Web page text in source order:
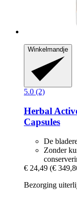
Winkelmandje
5.0 (2)
Herbal
Capsules
De
Zonder
€ 24,49 (€
Bezorging